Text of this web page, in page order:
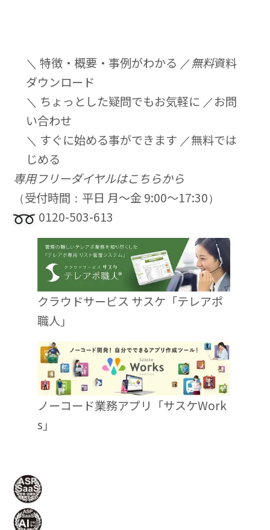
＼ 特徴・概要・事例がわかる ／無料資料
ダウンロード
＼ ちょっとした疑問でもお気軽に ／お問
い合わせ
＼ すぐに始める事ができます ／無料では
じめる
専用フリーダイヤルはこちらから
（受付時間：平日 月〜金 9:00〜17:30）
0120-503-613
クラウドサービス サスケ「テレアポ
職人」
ノーコード業務アプリ「サスケWork
s」